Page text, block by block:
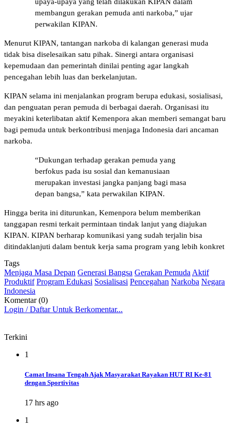
membangun gerakan pemuda anti narkoba,” ujar
perwakilan KIPAN.
Menurut KIPAN, tantangan narkoba di kalangan generasi muda
tidak bisa diselesaikan satu pihak. Sinergi antara organisasi
kepemudaan dan pemerintah dinilai penting agar langkah
pencegahan lebih luas dan berkelanjutan.
KIPAN selama ini menjalankan program berupa edukasi, sosialisasi,
dan penguatan peran pemuda di berbagai daerah. Organisasi itu
meyakini keterlibatan aktif Kemenpora akan memberi semangat baru
bagi pemuda untuk berkontribusi menjaga Indonesia dari ancaman
narkoba.
“Dukungan terhadap gerakan pemuda yang
berfokus pada isu sosial dan kemanusiaan
merupakan investasi jangka panjang bagi masa
depan bangsa,” kata perwakilan KIPAN.
Hingga berita ini diturunkan, Kemenpora belum memberikan
tanggapan resmi terkait permintaan tindak lanjut yang diajukan
KIPAN. KIPAN berharap komunikasi yang sudah terjalin bisa
ditindaklanjuti dalam bentuk kerja sama program yang lebih konkret
Tags
Menjaga Masa Depan Generasi Bangsa Gerakan Pemuda Aktif
Produktif Program Edukasi Sosialisasi Pencegahan Narkoba Negara
Indonesia
Komentar (0)
Login / Daftar Untuk Berkomentar...
Terkini
1
Camat Insana Tengah Ajak Masyarakat Rayakan HUT RI Ke-81
dengan Sportivitas
17 hrs ago
1